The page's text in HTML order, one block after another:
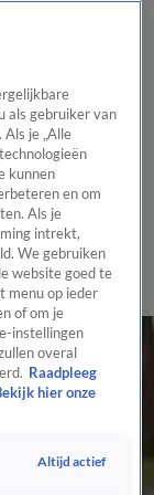
Hart
Tip de
PanelVideo's
als gebruiker van
je „Alle
kunnen
en om
Als je
intrekt,
We gebruiken
website goed te
menu op ieder
of om je
instellingen
overal
Raadpleeg
hier onze
Altijd actief